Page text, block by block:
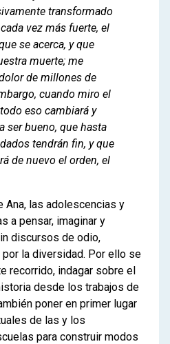
transformado
vez más fuerte, el
se acerca, y que
muerte; me
de millones de
cuando miro el
eso cambiará y
ser bueno, que hasta
tendrán fin, y que
de nuevo el orden, el
Ana, las adolescencias y
a pensar, imaginar y
discursos de odio,
la diversidad. Por ello se
recorrido, indagar sobre el
desde los trabajos de
poner en primer lugar
de las y los
para construir modos